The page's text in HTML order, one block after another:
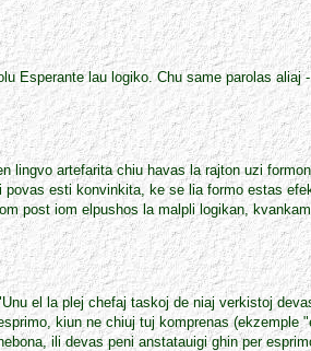
Esperante lau logiko. Chu same parolas aliaj
lingvo artefarita chiu havas la rajton uzi
povas esti konvinkita, ke se lia formo estas
post iom elpushos la malpli logikan,
el la plej chefaj taskoj de niaj verkistoj
kiun ne chiuj tuj komprenas (ekzemple
ili devas peni anstatauigi ghin per